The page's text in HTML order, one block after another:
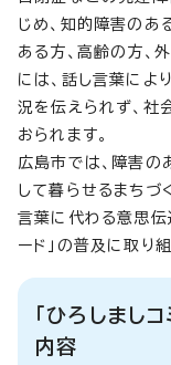
じめ、知的障害のあ
ある方、高齢の方、
には、話し言葉によ
況を伝えられず、社
おられます。
広島市では、障害の
して暮らせるまちづ
言葉に代わる意思伝
ード」の普及に取り
「ひろしまし
内容